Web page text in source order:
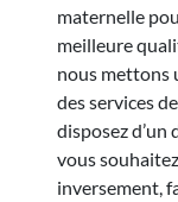
maternelle
meilleure
nous mettons
des services
disposez
vous
inversement,